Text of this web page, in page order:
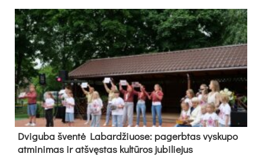
Dvi­gu­ba šven­tė La­bar­džiuo­se: pa­gerb­tas vys­ku­po
at­mi­ni­mas ir at­švęs­tas kul­tū­ros ju­bi­lie­jus